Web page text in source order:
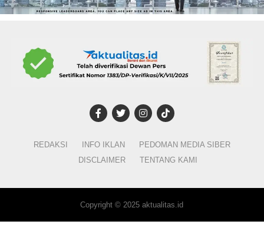
REDAKSI INFO IKLAN
PEDOMAN MEDIA SIBER
DISCLAIMER
TENTANG KAMI
Copyright © 2025 aktualitas.id